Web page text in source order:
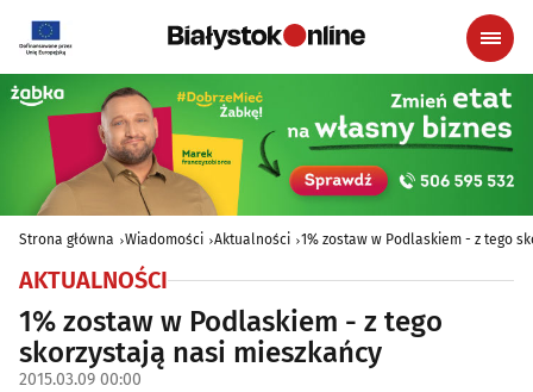
Strona główna Wiadomości Aktualności 1% zostaw w Podlaskiem - z tego
AKTUALNOŚCI
1% zostaw w Podlaskiem - z tego
skorzystają nasi mieszkańcy
2015.03.09 00:00